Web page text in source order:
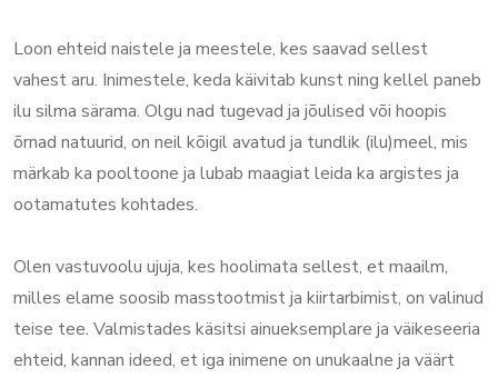
Loon ehteid naistele ja meestele, kes saavad sellest
vahest aru. Inimestele, keda käivitab kunst ning kellel paneb
ilu silma särama. Olgu nad tugevad ja jõulised või hoopis
õrnad natuurid, on neil kõigil avatud ja tundlik (ilu)meel, mis
märkab ka pooltoone ja lubab maagiat leida ka argistes ja
ootamatutes kohtades.
Olen vastuvoolu ujuja, kes hoolimata sellest, et maailm,
milles elame soosib masstootmist ja kiirtarbimist, on valinud
teise tee. Valmistades käsitsi ainueksemplare ja väikeseeria
ehteid, kannan ideed, et iga inimene on unukaalne ja väärt